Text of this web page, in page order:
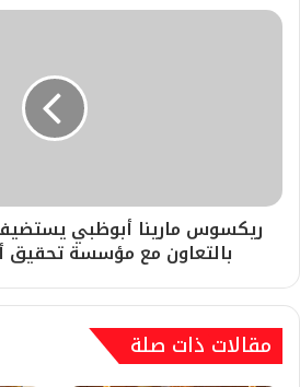
ريكسوس مارينا أبوظبي
بالتعاون مع مؤسسة تحقيق
مقالات ذات صلة